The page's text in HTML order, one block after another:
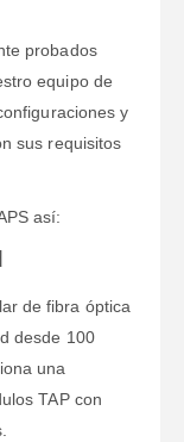
probados
equipo de
y
sus requisitos
así:
de fibra óptica
desde 100
una
TAP con